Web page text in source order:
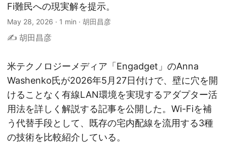
Fi難民への現実解を提示。
May 28, 2026 · 1 min · 胡田昌彦
✍️ 胡田昌彦
米テクノロジーメディア「Engadget」のAnna
Washenko氏が2026年5月27日付けで、壁に穴を開
けることなく有線LAN環境を実現するアダプター活
用法を詳しく解説する記事を公開した。Wi-Fiを補
う代替手段として、既存の宅内配線を流用する3種
の技術を比較紹介している。